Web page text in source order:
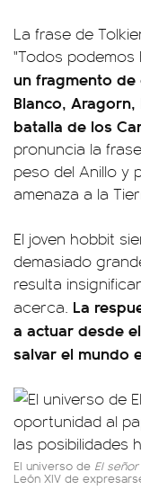
La frase de
"Todos
un fragmento de
Blanco,
batalla de los
pronuncia la
peso del Anillo y
amenaza a la
El joven hobbit
demasiado
resulta
acerca. La
a actuar desde
salvar el mundo
El universo de El
León XIV de